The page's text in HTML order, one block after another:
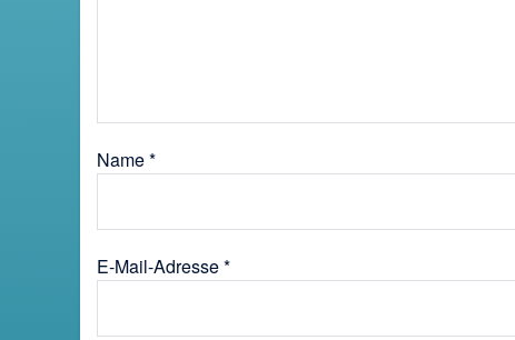
Name*
E-Mail-Adresse*